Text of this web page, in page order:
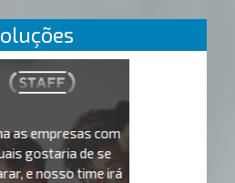
as empresas com
gostaria de se
e nosso time irá